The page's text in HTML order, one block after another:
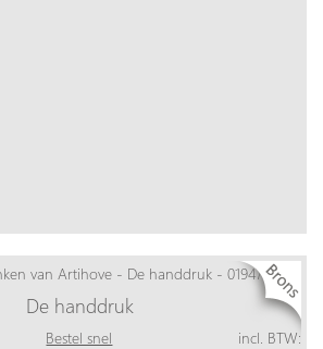
De handdruk
Bestel snel
incl. BTW: